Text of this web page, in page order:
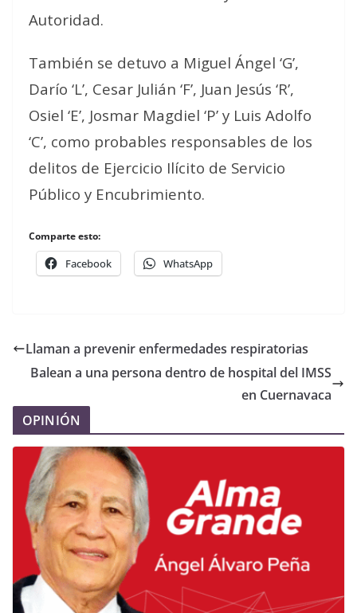
Autoridad.
También se detuvo a Miguel Ángel ‘G’,
Darío ‘L’, Cesar Julián ‘F’, Juan Jesús ‘R’,
Osiel ‘E’, Josmar Magdiel ‘P’ y Luis Adolfo
‘C’, como probables responsables de los
delitos de Ejercicio Ilícito de Servicio
Público y Encubrimiento.
Comparte esto:
Facebook WhatsApp
Llaman a prevenir enfermedades respiratorias
Balean a una persona dentro de hospital del IMSS
en Cuernavaca
OPINIÓN